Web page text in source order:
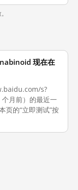
现在在
s?
月前）的最近一
页的“立即测试”按